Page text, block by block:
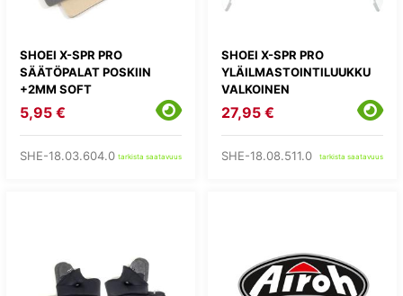
SHOEI X-SPR PRO
SÄÄTÖPALAT POSKIIN
+2MM SOFT
5,95 €
SHE-18.03.604.0 tarkista saatavuus
SHOEI X-SPR PRO
YLÄILMASTOINTILUUKKU
VALKOINEN
27,95 €
SHE-18.08.511.0 tarkista saatavuus